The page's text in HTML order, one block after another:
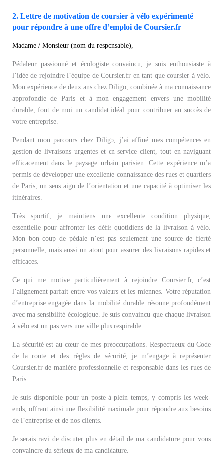
2. Lettre de motivation de coursier à vélo expérimenté
pour répondre à une offre d’emploi de Coursier.fr
Madame / Monsieur (nom du responsable),
Pédaleur passionné et écologiste convaincu, je suis enthousiaste à
l’idée de rejoindre l’équipe de Coursier.fr en tant que coursier à vélo.
Mon expérience de deux ans chez Diligo, combinée à ma connaissance
approfondie de Paris et à mon engagement envers une mobilité
durable, font de moi un candidat idéal pour contribuer au succès de
votre entreprise.
Pendant mon parcours chez Diligo, j’ai affiné mes compétences en
gestion de livraisons urgentes et en service client, tout en naviguant
efficacement dans le paysage urbain parisien. Cette expérience m’a
permis de développer une excellente connaissance des rues et quartiers
de Paris, un sens aigu de l’orientation et une capacité à optimiser les
itinéraires.
Très sportif, je maintiens une excellente condition physique,
essentielle pour affronter les défis quotidiens de la livraison à vélo.
Mon bon coup de pédale n’est pas seulement une source de fierté
personnelle, mais aussi un atout pour assurer des livraisons rapides et
efficaces.
Ce qui me motive particulièrement à rejoindre Coursier.fr, c’est
l’alignement parfait entre vos valeurs et les miennes. Votre réputation
d’entreprise engagée dans la mobilité durable résonne profondément
avec ma sensibilité écologique. Je suis convaincu que chaque livraison
à vélo est un pas vers une ville plus respirable.
La sécurité est au cœur de mes préoccupations. Respectueux du Code
de la route et des règles de sécurité, je m’engage à représenter
Coursier.fr de manière professionnelle et responsable dans les rues de
Paris.
Je suis disponible pour un poste à plein temps, y compris les week-
ends, offrant ainsi une flexibilité maximale pour répondre aux besoins
de l’entreprise et de nos clients.
Je serais ravi de discuter plus en détail de ma candidature pour vous
convaincre du sérieux de ma candidature.